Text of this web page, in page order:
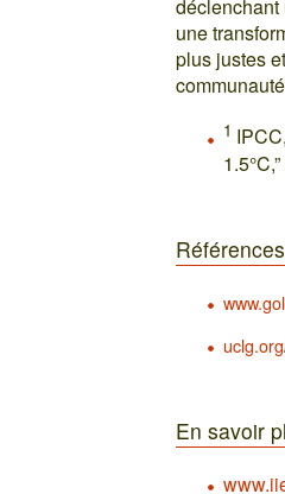
déclenchant
une
plus justes
1
Références
En savoir